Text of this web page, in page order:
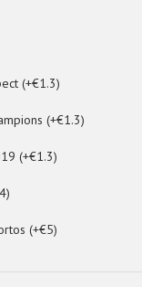
(+€1.3)
(+€1.3)
(+€1.3)
(+€5)